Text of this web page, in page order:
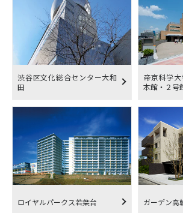
渋谷区文化総合センター大和
田
帝京科学
本館・２号
ロイヤルパークス若葉台 ガーデン高